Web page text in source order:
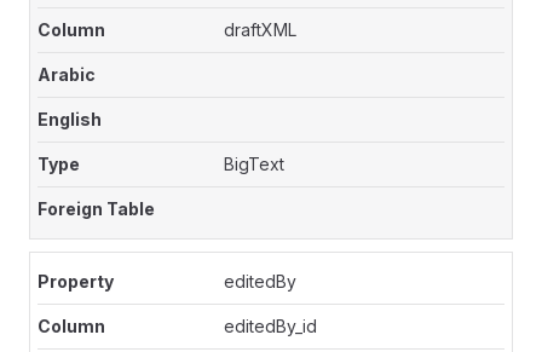
draftXML
BigText
editedBy
editedBy_id